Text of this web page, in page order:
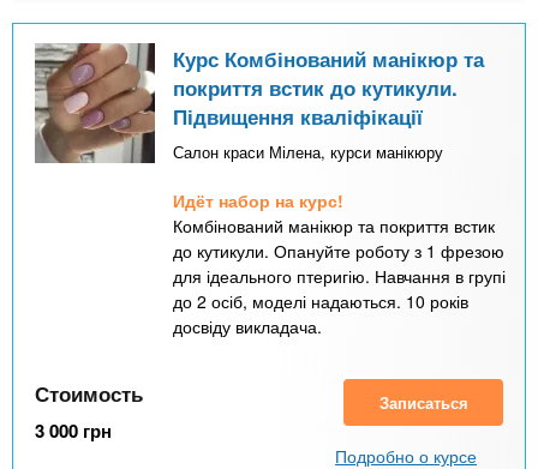
Курс Комбінований манікюр та
покриття встик до кутикули.
Підвищення кваліфікації
Салон краси Мілена, курси манікюру
Идёт набор на курс!
Комбінований манікюр та покриття встик
до кутикули. Опануйте роботу з 1 фрезою
для ідеального птеригію. Навчання в групі
до 2 осіб, моделі надаються. 10 років
досвіду викладача.
Стоимость
3 000 грн
Записаться
Подробно о курсе